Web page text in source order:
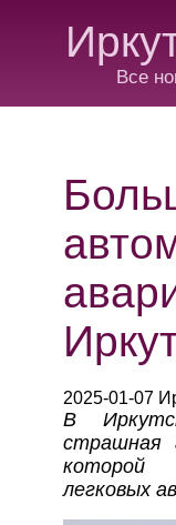
Все
2025-01-07
В
страшная
легковых